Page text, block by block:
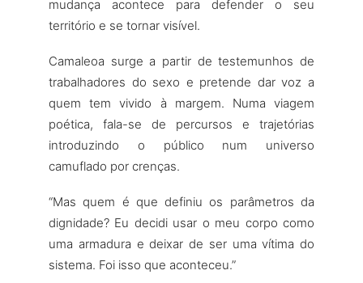
mudança acontece para defender o seu
território e se tornar visível.
Camaleoa surge a partir de testemunhos de
trabalhadores do sexo e pretende dar voz a
quem tem vivido à margem. Numa viagem
poética, fala-se de percursos e trajetórias
introduzindo o público num universo
camuflado por crenças.
“Mas quem é que definiu os parâmetros da
dignidade? Eu decidi usar o meu corpo como
uma armadura e deixar de ser uma vítima do
sistema. Foi isso que aconteceu.”